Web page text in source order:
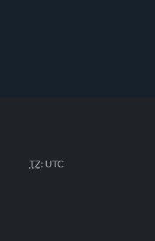
TZ: UTC